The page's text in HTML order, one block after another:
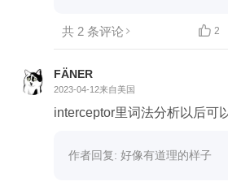
共 2 条评论  2
FÄNER
2023-04-12来自美国
interceptor里词法分析以后可
作者回复: 好像有道理的样子